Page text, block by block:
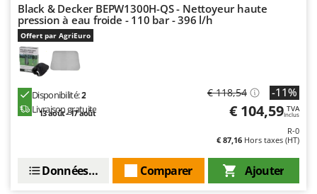
Novital
NuAir
NuovaFac
O
Officine Savioli
Oliviero
Black & Decker BEPW1300H-QS - Nettoyeur haute
pression à eau froide - 110 bar - 396 l/h
Offert par AgriEuro
Disponibilité:2
Livraison gratuite
13 août - 17 août
€ 118,54 -11%
€ 104,59 TVA
Inclus
R-0
€ 87,16 Hors taxes (HT)
Ajouter
Comparer
Données techniques